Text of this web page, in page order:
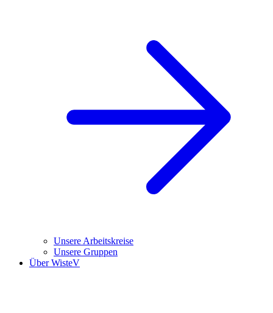
Unsere Arbeitskreise
Unsere Gruppen
Über WisteV